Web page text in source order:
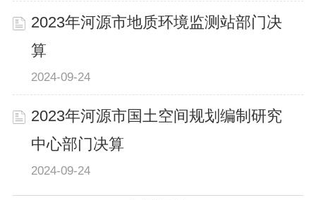
2023年河源市地质环境监测站部门决
算
2024-09-24
2023年河源市国土空间规划编制研究
中心部门决算
2024-09-24